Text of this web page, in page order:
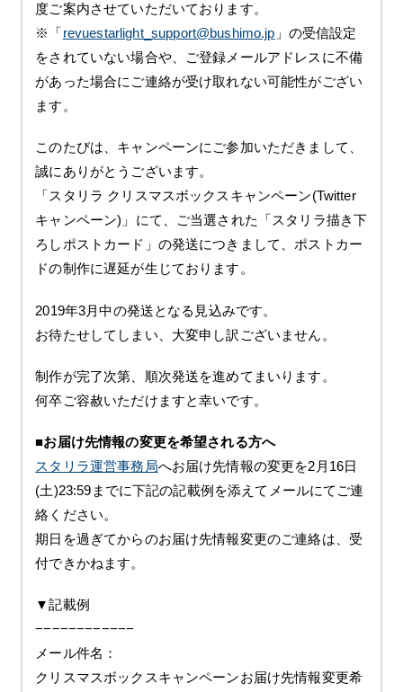
度ご案内させていただいております。
※「revuestarlight_support@bushimo.jp 」の受信設定
をされていない場合や、ご登録メールアドレスに不備
があった場合にご連絡が受け取れない可能性がござい
ます。
このたびは、キャンペーンにご参加いただきまして、
誠にありがとうございます。
「スタリラ クリスマスボックスキャンペーン(Twitter
キャンペーン)」にて、ご当選された「スタリラ描き下
ろしポストカード」の発送につきまして、ポストカー
ドの制作に遅延が生じております。
2019年3月中の発送となる見込みです。
お待たせしてしまい、大変申し訳ございません。
制作が完了次第、順次発送を進めてまいります。
何卒ご容赦いただけますと幸いです。
■お届け先情報の変更を希望される方へ
スタリラ運営事務局へお届け先情報の変更を2月16日
(土)23:59までに下記の記載例を添えてメールにてご連
絡ください。
期日を過ぎてからのお届け先情報変更のご連絡は、受
付できかねます。
▼記載例
−−−−−−−−−−−−
メール件名：
クリスマスボックスキャンペーンお届け先情報変更希